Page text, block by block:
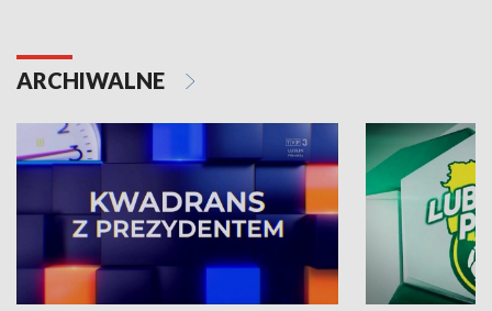
ARCHIWALNE